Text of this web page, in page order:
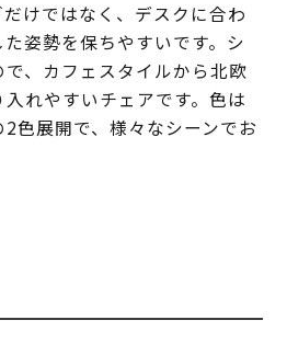
けではなく、デスクに合わ
姿勢を保ちやすいです。シ
、カフェスタイルから北欧
れやすいチェアです。色は
色展開で、様々なシーンでお